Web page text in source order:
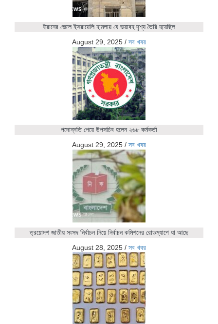
ইরানের জেলে ইসরায়েলি হামলায় যে ভয়াবহ দৃশ্য তৈরি হয়েছিল
August 29, 2025 / সব খবর
পদোন্নতি পেয়ে উপসচিব হলেন ২৬৮ কর্মকর্তা
August 29, 2025 / সব খবর
ত্রয়োদশ জাতীয় সংসদ নির্বাচন নিয়ে নির্বাচন কমিশনের রোডম্যাপে যা আছে
August 28, 2025 / সব খবর